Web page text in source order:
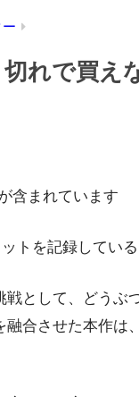
れで買え
含まれています
トを記録している
戦として、どう
合させた本作は